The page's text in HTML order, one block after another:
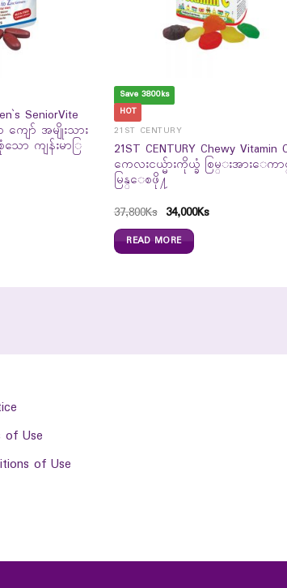
SeniorVite
ျော် အမျိုးသား
သော ကျန်းမာြ
Save 3800ks
HOT
21ST CENTURY
21ST CENTURY Chewy Vitamin
ကေလးငယ္မ်ားကိုယ္ခံ စြမ္းအားေက
မြန္ေစဖို႔
37,800Ks 34,000Ks
READ MORE
of Use
of Use